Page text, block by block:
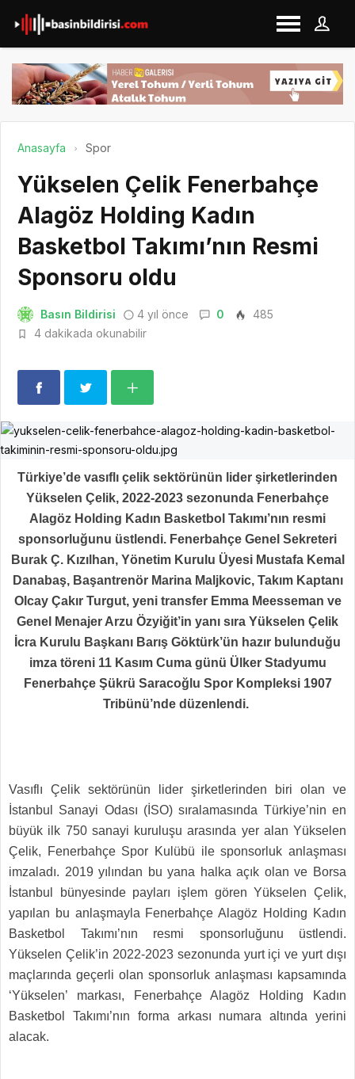
Anasayfa Spor
Yükselen Çelik Fenerbahçe
Alagöz Holding Kadın
Basketbol Takımı’nın Resmi
Sponsoru oldu
Basın Bildirisi 4 yıl önce 0
485
4 dakikada okunabilir
Türkiye’de vasıflı çelik sektörünün lider şirketlerinden
Yükselen Çelik, 2022-2023 sezonunda Fenerbahçe
Alagöz Holding Kadın Basketbol Takımı’nın resmi
sponsorluğunu üstlendi. Fenerbahçe Genel Sekreteri
Burak Ç. Kızılhan, Yönetim Kurulu Üyesi Mustafa Kemal
Danabaş, Başantrenör Marina Maljkovic, Takım Kaptanı
Olcay Çakır Turgut, yeni transfer Emma Meesseman ve
Genel Menajer Arzu Özyiğit’in yanı sıra Yükselen Çelik
İcra Kurulu Başkanı Barış Göktürk’ün hazır bulunduğu
imza töreni 11 Kasım Cuma günü Ülker Stadyumu
Fenerbahçe Şükrü Saracoğlu Spor Kompleksi 1907
Tribünü’nde düzenlendi.
Vasıflı Çelik sektörünün lider şirketlerinden biri olan ve
İstanbul Sanayi Odası (İSO) sıralamasında Türkiye’nin en
büyük ilk 750 sanayi kuruluşu arasında yer alan Yükselen
Çelik, Fenerbahçe Spor Kulübü ile sponsorluk anlaşması
imzaladı. 2019 yılından bu yana halka açık olan ve Borsa
İstanbul bünyesinde payları işlem gören Yükselen Çelik,
yapılan bu anlaşmayla Fenerbahçe Alagöz Holding Kadın
Basketbol Takımı’nın resmi sponsorluğunu üstlendi.
Yükselen Çelik’in 2022-2023 sezonunda yurt içi ve yurt dışı
maçlarında geçerli olan sponsorluk anlaşması kapsamında
‘Yükselen’ markası, Fenerbahçe Alagöz Holding Kadın
Basketbol Takımı’nın forma arkası numara altında yerini
alacak.